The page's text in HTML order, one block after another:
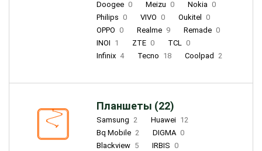
Doogee 0 Meizu 0 Nokia 0
Philips 0 VIVO 0 Oukitel
0
OPPO 0 Realme 9 Remade 0
INOI 1 ZTE 0 TCL 0
Infinix 4 Tecno 18 Coolpad 2
Планшеты (22)
Samsung 2 Huawei 12
Bq Mobile 2 DIGMA 0
Blackview 5 IRBIS 0